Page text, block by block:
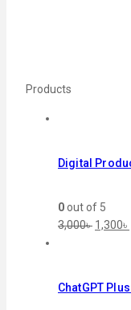
Products
Digital
0out of 5
3,000৳ 1,300৳
ChatGPT